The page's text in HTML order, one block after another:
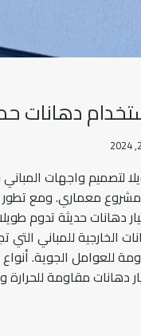
دهانات
لتصميم واجهات
معماري. ومع تطور
دهانات حديثة تدوم
الخارجية للمباني التي
للعوامل الجوية.
مقاومة للحرارة